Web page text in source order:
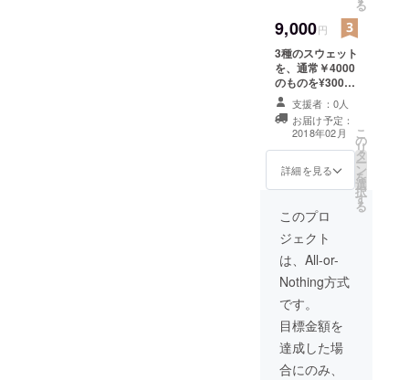
る
9,000円
3種のスウェット
を、通常￥4000
のものを¥3000
として提供させ
ていただきま
す。 それに加
え、在庫として
残っているポス
トカードを全種
支援者：0人
お届け予定：
2018年02月
詳細を見る
こ
の
リ
タ
ー
ン
を
選
択
す
る
このプロ
ジェクト
は、All-or-
Nothing方式
です。
目標金額を
達成した場
合にのみ、